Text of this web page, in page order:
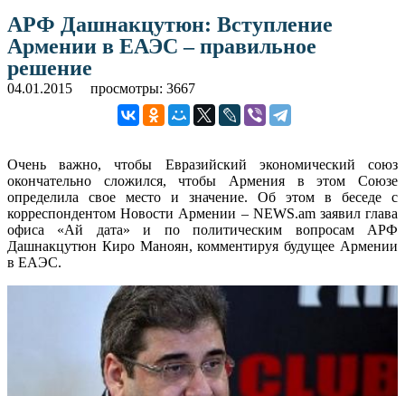
АРФ Дашнакцутюн: Вступление
Армении в ЕАЭС – правильное
решение
04.01.2015 просмотры: 3667
Очень важно, чтобы Евразийский экономический союз
окончательно сложился, чтобы Армения в этом Союзе
определила свое место и значение. Об этом в беседе с
корреспондентом Новости Армении – NEWS.am заявил глава
офиса «Ай дата» и по политическим вопросам АРФ
Дашнакцутюн Киро Маноян, комментируя будущее Армении
в ЕАЭС.